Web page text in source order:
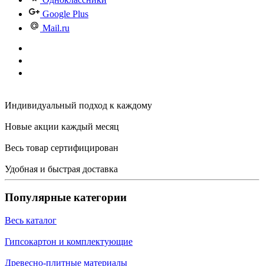
Google Plus
Mail.ru
Индивидуальный подход к каждому
Новые акции каждый месяц
Весь товар сертифицирован
Удобная и быстрая доставка
Популярные категории
Весь каталог
Гипсокартон и комплектующие
Древесно-плитные материалы